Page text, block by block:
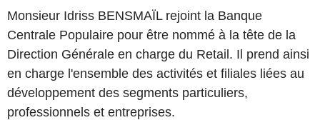
Monsieur Idriss BENSMAÏL rejoint la Banque
Centrale Populaire pour être nommé à la tête de la
Direction Générale en charge du Retail. Il prend ainsi
en charge l'ensemble des activités et ﬁliales liées au
développement des segments particuliers,
professionnels et entreprises.